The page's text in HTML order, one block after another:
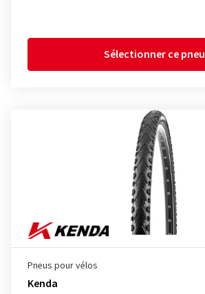
Sélectionner ce pneu
Pneus pour vélos
Kenda